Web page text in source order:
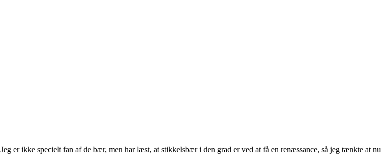
er ikke specielt fan af de bær, men har læst, at stikkelsbær i den grad er ved at få en renæssance, så jeg tænkte at nu